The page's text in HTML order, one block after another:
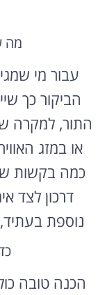
מה
עבור מי
הביקור כך
התור, למקרה
או במזג
כמה בקשות
דרכון לצד
נוספת
הכנה טובה